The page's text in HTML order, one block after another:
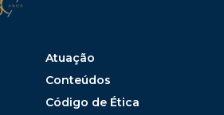
Atuação
Conteúdos
Código de Ética